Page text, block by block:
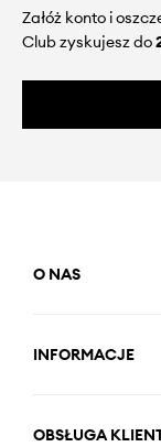
Załóż konto i
Club zyskujesz do
O NAS
INFORMACJE
OBSŁUGA